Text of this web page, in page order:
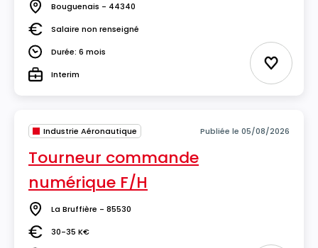
Lieu Bouguenais - 44340
SalaireSalaire non renseigné
DuréeDurée: 6 mois
TypeInterim Ajouter
Industrie Aéronautique Publiée le 05/08/2026
Tourneur commande
numérique F/H
Lieu La Bruffière - 85530
Salaire30-35 K€